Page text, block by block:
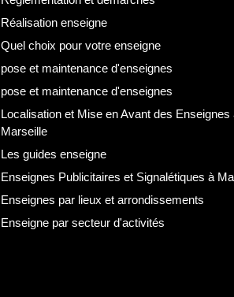
Réalisation enseigne
Quel choix pour votre enseigne
pose et maintenance d'enseignes
pose et maintenance d'enseignes
Localisation et Mise en Avant des Enseignes
Marseille
Les guides enseigne
Enseignes Publicitaires et Signalétiques à
Enseignes par lieux et arrondissements
Enseigne par secteur d'activités